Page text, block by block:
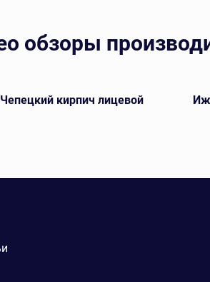
обзоры
кирпич лицевой